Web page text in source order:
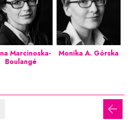
Marcinoska-
Boulangé
Monika A. Górska